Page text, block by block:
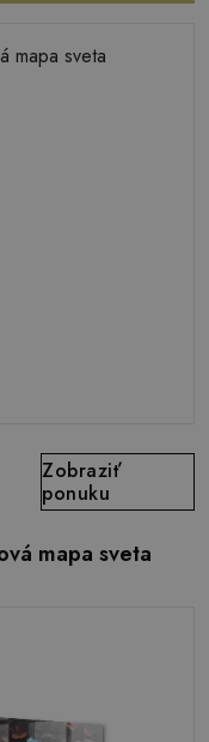
Zobraziť
ponuku
mapa sveta